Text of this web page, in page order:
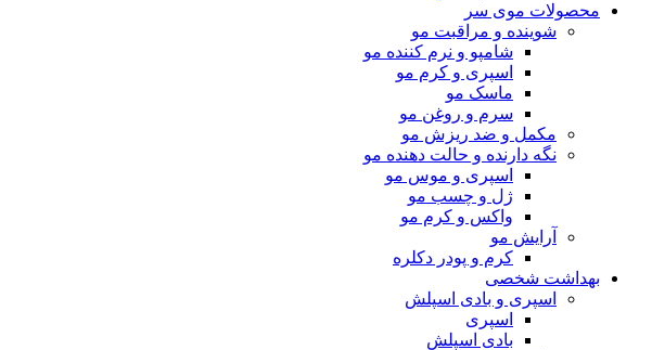
محصولات موی سر
شوینده و مراقبت مو
شامپو و نرم کننده مو
اسپری و کرم مو
ماسک مو
سرم و روغن مو
مکمل و ضد ریزش مو
نگه دارنده و حالت دهنده مو
اسپری و موس مو
ژل و چسب مو
واکس و کرم مو
آرایش مو
کرم و پودر دکلره
بهداشت شخصی
اسپری و بادی اسپلش
اسپری
بادی اسپلش